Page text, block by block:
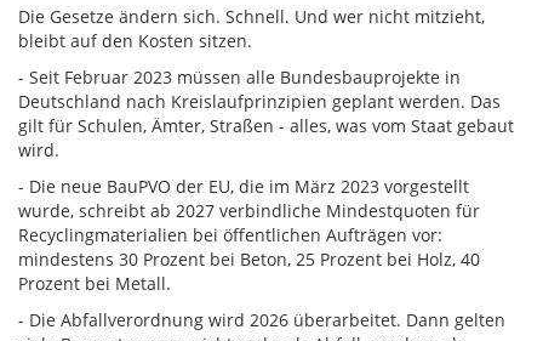
Die Gesetze ändern sich. Schnell. Und wer nicht mitzieht,
bleibt auf den Kosten sitzen.
- Seit Februar 2023 müssen alle Bundesbauprojekte in
Deutschland nach Kreislaufprinzipien geplant werden. Das
gilt für Schulen, Ämter, Straßen - alles, was vom Staat gebaut
wird.
- Die neue BauPVO der EU, die im März 2023 vorgestellt
wurde, schreibt ab 2027 verbindliche Mindestquoten für
Recyclingmaterialien bei öffentlichen Aufträgen vor:
mindestens 30 Prozent bei Beton, 25 Prozent bei Holz, 40
Prozent bei Metall.
- Die Abfallverordnung wird 2026 überarbeitet. Dann gelten